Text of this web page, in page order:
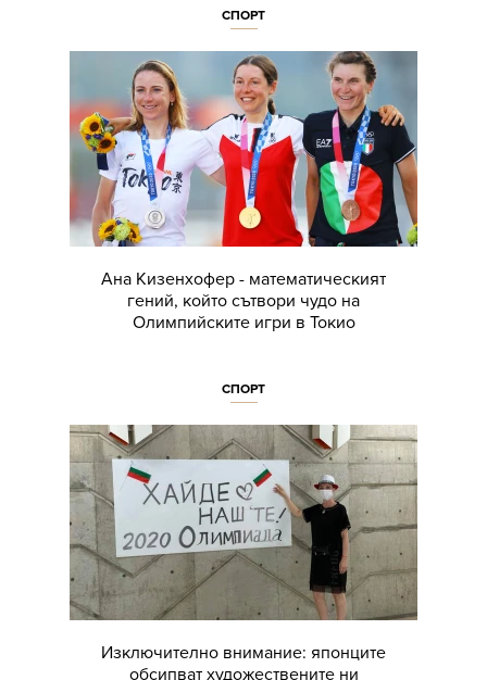
СПОРТ
Ана Кизенхофер - математическият
гений, който сътвори чудо на
Олимпийските игри в Токио
СПОРТ
Изключително внимание: японците
обсипват художествените ни